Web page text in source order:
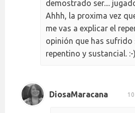
demostrado ser....
Ahhh, la proxima vez
me vas a explicar el
opinión que has sufrido
repentino y sustancial. :-
DiosaMaracana